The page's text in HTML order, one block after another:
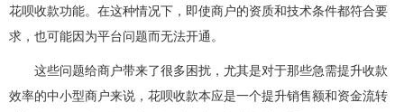
花呗收款功能。在这种情况下，即使商户的资质和技术条件都符合要
求，也可能因为平台问题而无法开通。
这些问题给商户带来了很多困扰，尤其是对于那些急需提升收款
效率的中小型商户来说，花呗收款本应是一个提升销售额和资金流转